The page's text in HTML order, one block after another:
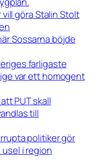
göra Stalin Stolt
Sossarna böjde
farligaste
var ett homogent
PUT skall
till
politiker gör
i region